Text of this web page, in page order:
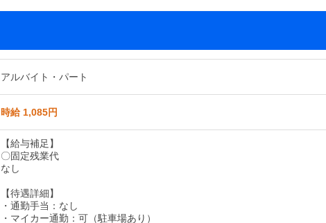
アルバイト・パート
時給 1,085円
【給与補足】
〇固定残業代
なし
【待遇詳細】
・通勤手当：なし
・マイカー通勤：可（駐車場あり）